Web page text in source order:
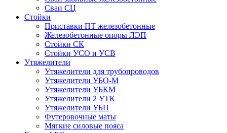
Сваи СЦ
Стойки
Приставки ПТ железобетонные
Железобетонные опоры ЛЭП
Стойки СК
Стойки УСО и УСВ
Утяжелители
Утяжелители для трубопроводов
Утяжелители УБО-М
Утяжелители УБКМ
Утяжелители 2 УТК
Утяжелители УБП
Футеровочные маты
Мягкие силовые пояса